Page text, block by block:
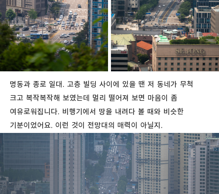
명동과 종로 일대. 고층 빌딩 사이에 있을 땐 저 동네가 무척
크고 복작복작해 보였는데 멀리 떨어져 보면 마음이 좀
여유로워집니다. 비행기에서 땅을 내려다 볼 때와 비슷한
기분이었어요. 이런 것이 전망대의 매력이 아닐지.